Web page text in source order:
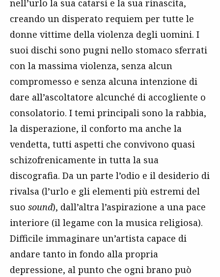
nell’urlo la sua catarsi e la sua rinascita,
creando un disperato requiem per tutte le
donne vittime della violenza degli uomini. I
suoi dischi sono pugni nello stomaco sferrati
con la massima violenza, senza alcun
compromesso e senza alcuna intenzione di
dare all’ascoltatore alcunché di accogliente o
consolatorio. I temi principali sono la rabbia,
la disperazione, il conforto ma anche la
vendetta, tutti aspetti che convivono quasi
schizofrenicamente in tutta la sua
discografia. Da un parte l’odio e il desiderio di
rivalsa (l’urlo e gli elementi più estremi del
suo sound), dall’altra l’aspirazione a una pace
interiore (il legame con la musica religiosa).
Difficile immaginare un’artista capace di
andare tanto in fondo alla propria
depressione, al punto che ogni brano può